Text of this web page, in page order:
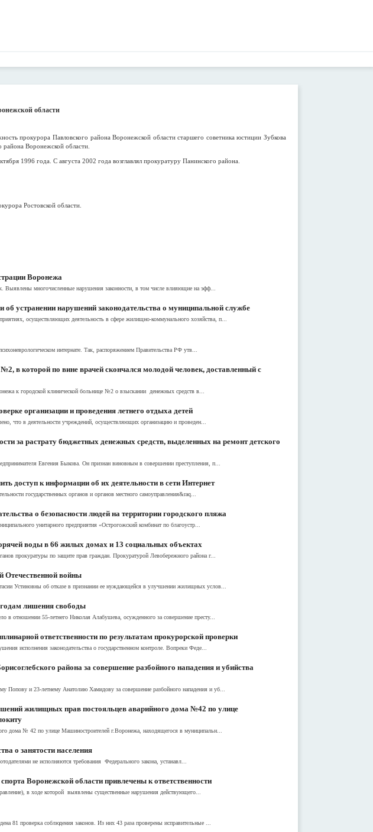
области
прокурора Павловского района Воронежской области старшего советника юстиции Зубкова
Воронежской области.
1996 года. С августа 2002 года возглавлял прокуратуру Панинского района.
Ростовской области.
Воронежа
Выявлены многочисленные нарушения законности, в том числе влияющие на эфф...
устранении нарушений законодательства о муниципальной службе
осуществляющих деятельность в сфере жилищно-коммунального хозяйства, п...
интернате. Так, распоряжением Правительства РФ утв...
в которой по вине врачей скончался молодой человек, доставленный с
к городской клинической больнице №2 о взыскании денежных средств в...
организации и проведения летнего отдыха детей
что в деятельности учреждений, осуществляющих организацию и проведен...
за растрату бюджетных денежных средств, выделенных на ремонт детского
Евгения Быкова. Он признан виновным в совершении преступления, п...
доступ к информации об их деятельности в сети Интернет
государственных органов и органов местного самоуправления&raq...
о безопасности людей на территории городского пляжа
унитарного предприятия «Острогожский комбинат по благоустр...
воды в 66 жилых домах и 13 социальных объектах
прокуратуры по защите прав граждан. Прокуратурой Левобережного района г...
Отечественной войны
Устиновны об отказе в признании ее нуждающейся в улучшении жилищных услов...
лишения свободы
в отношении 55-летнего Николая Алабушева, осужденного за совершение престу...
ответственности по результатам прокурорской проверки
исполнения законодательства о государственном контроле. Вопреки Феде...
района за совершение разбойного нападения и убийства
Попову и 23-летнему Анатолию Хамидову за совершение разбойного нападения и уб...
жилищных прав постояльцев аварийного дома №42 по улице
дома № 42 по улице Машиностроителей г.Воронежа, находящегося в муниципальн...
о занятости населения
не исполняются требования Федерального закона, устанавл...
Воронежской области привлечены к ответственности
в ходе которой выявлены существенные нарушения действующего...
81 проверка соблюдения законов. Из них 43 раза проверены исправительные ...